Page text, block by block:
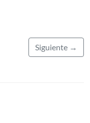
Siguiente →